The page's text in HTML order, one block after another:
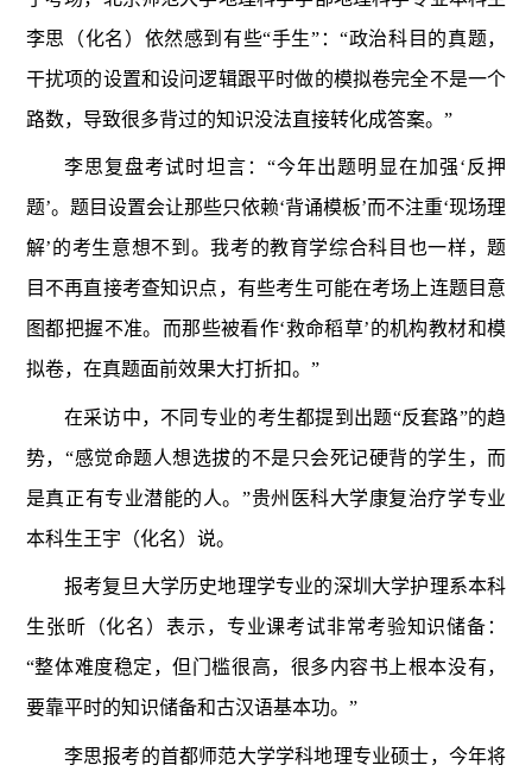
李思（化名）依然感到有些“手生”：“政治科目的真题，
干扰项的设置和设问逻辑跟平时做的模拟卷完全不是一个
路数，导致很多背过的知识没法直接转化成答案。”
李思复盘考试时坦言：“今年出题明显在加强‘反押
题’。题目设置会让那些只依赖‘背诵模板’而不注重‘现场理
解’的考生意想不到。我考的教育学综合科目也一样，题
目不再直接考查知识点，有些考生可能在考场上连题目意
图都把握不准。而那些被看作‘救命稻草’的机构教材和模
拟卷，在真题面前效果大打折扣。”
在采访中，不同专业的考生都提到出题“反套路”的趋
势，“感觉命题人想选拔的不是只会死记硬背的学生，而
是真正有专业潜能的人。”贵州医科大学康复治疗学专业
本科生王宇（化名）说。
报考复旦大学历史地理学专业的深圳大学护理系本科
生张昕（化名）表示，专业课考试非常考验知识储备：
“整体难度稳定，但门槛很高，很多内容书上根本没有，
要靠平时的知识储备和古汉语基本功。”
李思报考的首都师范大学学科地理专业硕士，今年将